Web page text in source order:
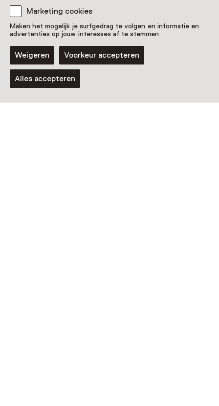
Marketing cookies
Maken het mogelijk je surfgedrag te volgen en informatie en
advertenties op jouw interesses af te stemmen
Weigeren Voorkeur accepteren
Alles accepteren
Overflakkee